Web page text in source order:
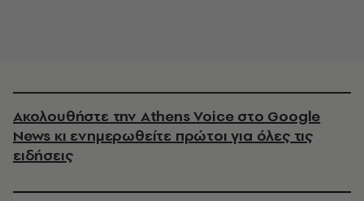
Ακολουθήστε την Athens Voice στο Google
News κι ενημερωθείτε πρώτοι για όλες τις
ειδήσεις